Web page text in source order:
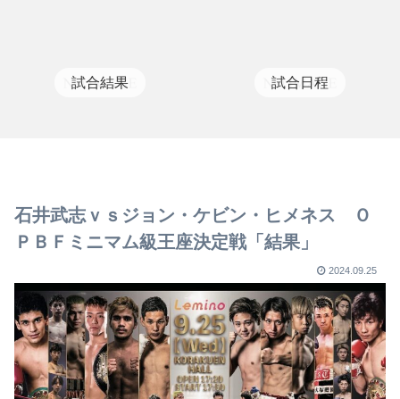
試合結果 試合日程
石井武志ｖｓジョン・ケビン・ヒメネス Ｏ
ＰＢＦミニマム級王座決定戦「結果」
2024.09.25